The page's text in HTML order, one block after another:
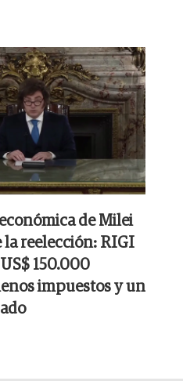
de Milei
la reelección: RIGI
150.000
impuestos y un